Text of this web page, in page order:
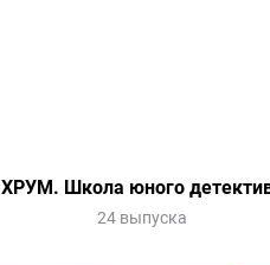
ХРУМ. Школа юного
24 выпуска